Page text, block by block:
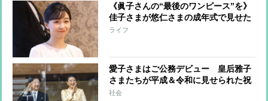
《眞子さんの“最後のワンピース”を》
佳子さまが悠仁さまの成年式で見せた
「お姉さまとともに」の思い
ライフ
愛子さまはご公務デビュー 皇后雅子
さまたちが平成＆令和に見せられた祝
賀のドレス姿
社会